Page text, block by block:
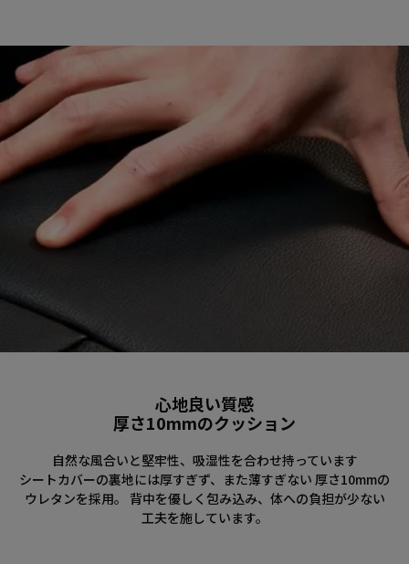
心地良い質感
厚さ10mmのクッション
自然な風合いと堅牢性、吸湿性を合わせ持っています
シートカバーの裏地には厚すぎず、また薄すぎない 厚さ10mmの
ウレタンを採用。 背中を優しく包み込み、体への負担が少ない
工夫を施しています。